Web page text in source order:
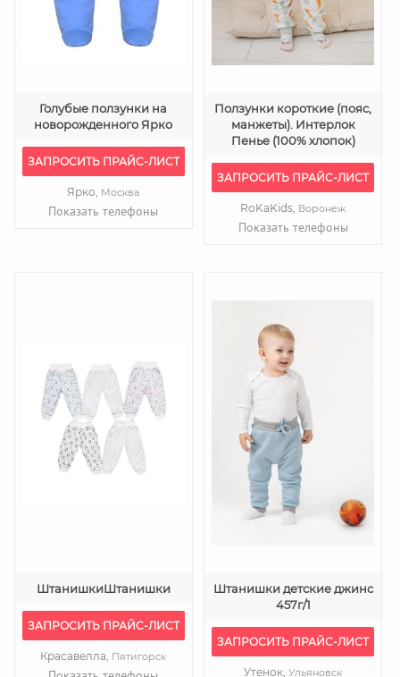
Голубые ползунки на
новорожденного Ярко
ЗАПРОСИТЬ ПРАЙС-ЛИСТ
Ярко, Москва
Показать телефоны
Ползунки короткие (пояс,
манжеты). Интерлок
Пенье (100% хлопок)
ЗАПРОСИТЬ ПРАЙС-ЛИСТ
RoKaKids, Воронеж
Показать телефоны
ШтанишкиШтанишки
ЗАПРОСИТЬ ПРАЙС-ЛИСТ
Красавелла, Пятигорск
Штанишки детские джинс
457г/1
ЗАПРОСИТЬ ПРАЙС-ЛИСТ
Утенок,Ульяновск